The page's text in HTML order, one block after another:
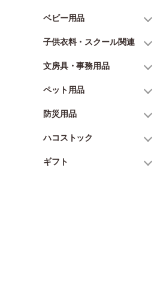
ベビー用品
子供衣料・スクール関連
文房具・事務用品
ペット用品
防災用品
ハコストック
ギフト